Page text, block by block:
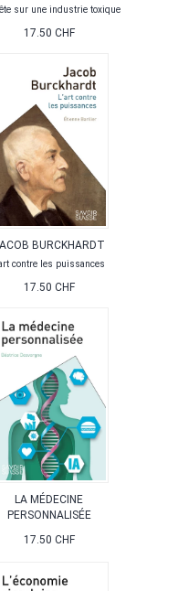
sur une industrie toxique
17.50 CHF
BURCKHARDT
contre les puissances
17.50 CHF
LA MÉDECINE
PERSONNALISÉE
17.50 CHF